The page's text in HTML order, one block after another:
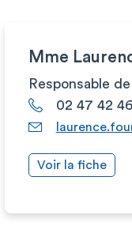
Mme
Responsable
02 47 42
Voir la fiche